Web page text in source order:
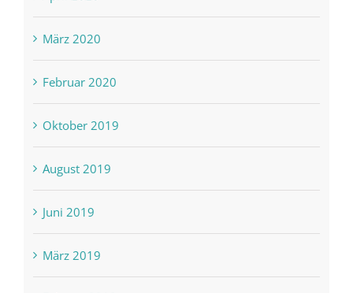
März 2020
Februar 2020
Oktober 2019
August 2019
Juni 2019
März 2019